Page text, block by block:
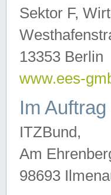
Sektor F,
13353 Berlin
www.ees-
Im
ITZBund,
Am
98693